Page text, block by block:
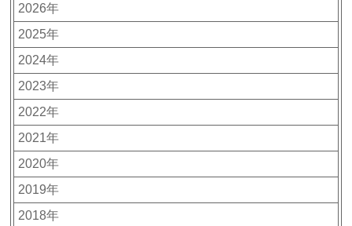
2026年
2025年
2024年
2023年
2022年
2021年
2020年
2019年
2018年